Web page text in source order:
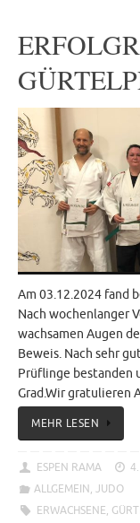
Am 03.12.2024 fand
Nach wochenlanger
wachsamen Augen
Beweis. Nach sehr
Prüflinge bestanden
Grad.Wir gratulieren
MEHR LESEN
ESPEN RAMA
ALLGEMEIN, JUDO
ERWACHSENE,